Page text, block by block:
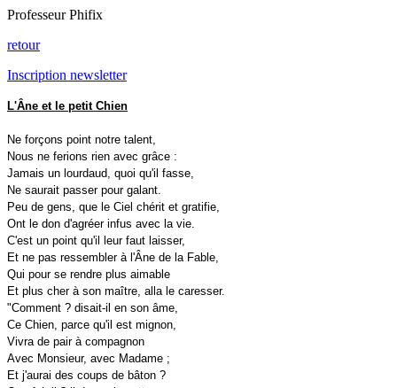
Professeur Phifix
retour
Inscription newsletter
L'Âne et le petit Chien
Ne forçons point notre talent,
Nous ne ferions rien avec grâce :
Jamais un lourdaud, quoi qu'il fasse,
Ne saurait passer pour galant.
Peu de gens, que le Ciel chérit et gratifie,
Ont le don d'agréer infus avec la vie.
C'est un point qu'il leur faut laisser,
Et ne pas ressembler à l'Âne de la Fable,
Qui pour se rendre plus aimable
Et plus cher à son maître, alla le caresser.
"Comment ? disait-il en son âme,
Ce Chien, parce qu'il est mignon,
Vivra de pair à compagnon
Avec Monsieur, avec Madame ;
Et j'aurai des coups de bâton ?